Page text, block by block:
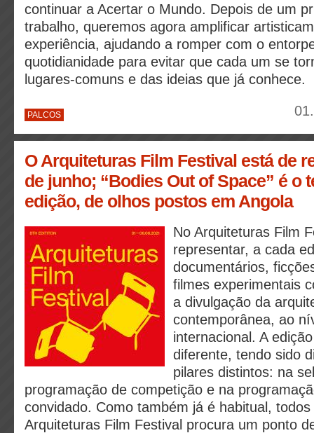
continuar a Acertar o Mundo. Depois de um
trabalho, queremos agora amplificar
experiência, ajudando a romper com o
quotidianidade para evitar que cada um se
lugares-comuns e das ideias que já conhece.
PALCOS
O Arquiteturas Film Festival está de
de junho; “Bodies Out of Space” é o
edição, de olhos postos em Angola
No Arquiteturas Film
representar, a cada
documentários,
filmes experimentais
a divulgação da
contemporânea, ao
internacional. A
diferente, tendo sido
pilares distintos: na
programação de competição e na
convidado. Como também já é habitual,
Arquiteturas Film Festival procura um ponto